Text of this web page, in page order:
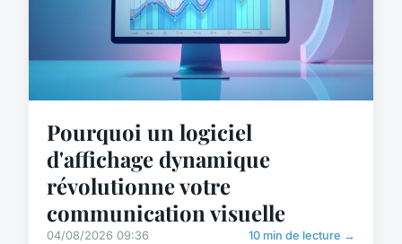
Pourquoi un logiciel
d'affichage dynamique
révolutionne votre
communication visuelle
04/08/2026 09:36 10 min de lecture →